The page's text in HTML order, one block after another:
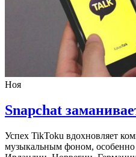
Ноя
Snapchat
Успех TikToku вдохновляет
музыкальным фоном, особенно